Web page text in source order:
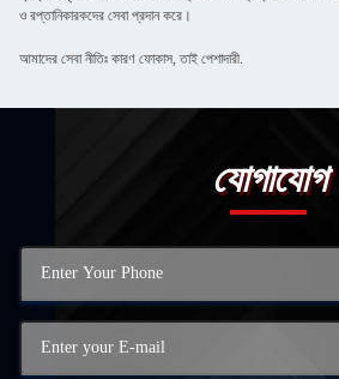
ও রপ্তানিকারকদের সেবা প্রদান করে।
আমাদের সেবা নীতিঃ কারণ ফোকাস, তাই পেশাদারী.
যোগাযোগ